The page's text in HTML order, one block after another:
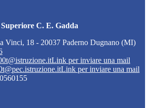
C. E. Gadda
Vinci, 18 - 20037 Paderno Dugnano (MI)
Link per inviare una mail
Link per inviare una mail